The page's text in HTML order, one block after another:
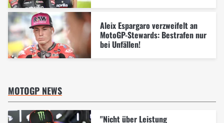
Aleix Espargaro verzweifelt an
MotoGP-Stewards: Bestrafen nur
bei Unfällen!
MOTOGP NEWS
"Nicht über Leistung